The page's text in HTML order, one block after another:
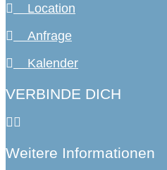
Location
Anfrage
Kalender
VERBINDE DICH
Weitere Informationen